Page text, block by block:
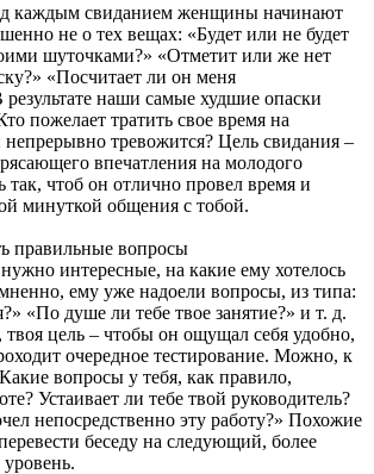
каждым свиданием женщины начинают
не о тех вещах: «Будет или не будет
шуточками?» «Отметит или же нет
«Посчитает ли он меня
наши самые худшие опаски
пожелает тратить свое время на
непрерывно тревожится? Цель свидания –
впечатления на молодого
так, чтоб он отлично провел время и
минуткой общения с тобой.
интересные, на какие ему хотелось
ему уже надоели вопросы, из типа:
«По душе ли тебе твое занятие?» и т. д.
твоя цель – чтобы он ощущал себя удобно,
очередное тестирование. Можно, к
вопросы у тебя, как правило,
Устаивает ли тебе твой руководитель?
непосредственно эту работу?» Похожие
беседу на следующий, более